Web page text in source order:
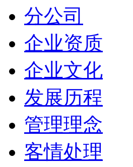
分公司
企业资质
企业文化
发展历程
管理理念
客情处理